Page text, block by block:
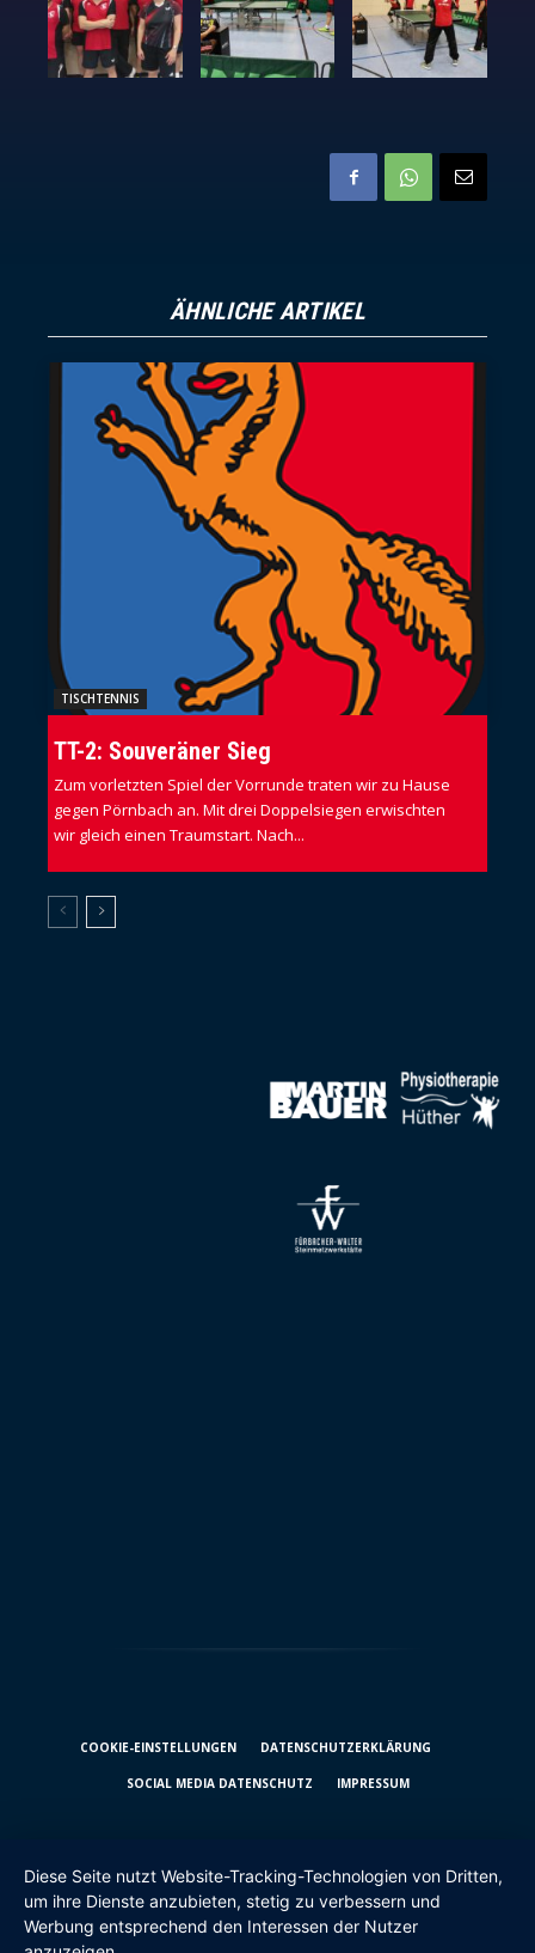
ÄHNLICHE ARTIKEL
TISCHTENNIS
TT-2: Souveräner Sieg
Zum vorletzten Spiel der Vorrunde traten wir zu Hause
gegen Pörnbach an. Mit drei Doppelsiegen erwischten
wir gleich einen Traumstart. Nach...
COOKIE-EINSTELLUNGEN DATENSCHUTZ­ERKLÄRUNG
SOCIAL MEDIA DATENSCHUTZ IMPRESSUM
Diese Seite nutzt Website-Tracking-Technologien von Dritten,
um ihre Dienste anzubieten, stetig zu verbessern und
Werbung entsprechend den Interessen der Nutzer